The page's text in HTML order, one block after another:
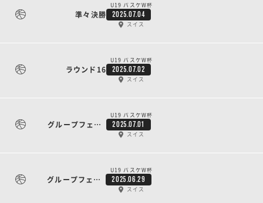
U19 バスケW杯
準々決勝 2025.07.04
スイス
U19 バスケW杯
ラウンド16 2025.07.02
スイス
U19 バスケW杯
グループフェーズ 3日目 2025.07.01
スイス
U19 バスケW杯
グループフェーズ 2日目 2025.06.29
スイス